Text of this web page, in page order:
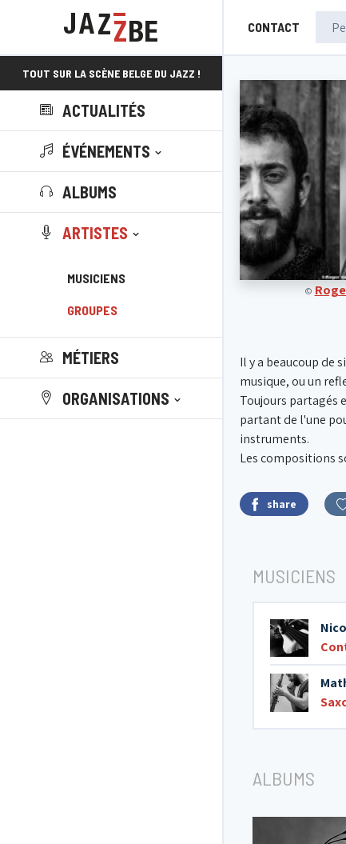
CONTACT
TOUT SUR LA SCÈNE BELGE DU JAZZ !
ACTUALITÉS
ÉVÉNEMENTS
ALBUMS
ARTISTES
MUSICIENS
GROUPES
MÉTIERS
ORGANISATIONS
©
Il y a beaucoup de
musique, ou un
Toujours partagés
partant de l'une
instruments.
Les compositions
share
MUSICIENS
ALBUMS